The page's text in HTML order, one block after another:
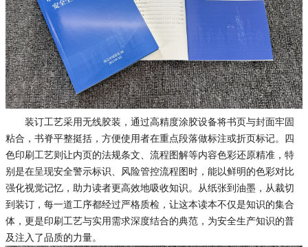
装订工艺采用无线胶装，通过高精度涂胶设备将书页与封面牢固
粘合，书脊平整挺括，方便使用者在重点段落做标注或折页标记。四
色印刷工艺则让内页的法规条文、流程图解等内容色彩还原精准，特
别是在呈现安全警示标识、风险管控流程图时，能以鲜明的色彩对比
强化视觉记忆，助力读者更高效地吸收知识。从纸张到油墨，从裁切
到装订，每一道工序都经过严格质检，让这本读本不仅是知识的集合
体，更是印刷工艺与实用需求深度结合的典范，为安全生产知识的普
及注入了品质的力量。